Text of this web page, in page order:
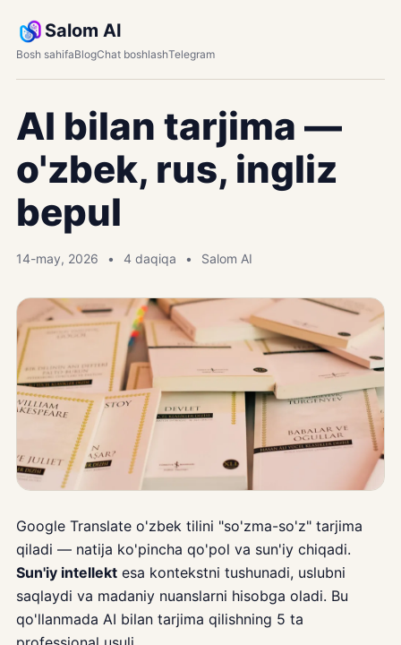
Salom AI
Bosh sahifaBlogChat boshlashTelegram
AI bilan tarjima —
o'zbek, rus, ingliz
bepul
14-may, 2026 4 daqiqa Salom AI
Google Translate o'zbek tilini "so'zma-so'z" tarjima
qiladi — natija ko'pincha qo'pol va sun'iy chiqadi.
Sun'iy intellekt esa kontekstni tushunadi, uslubni
saqlaydi va madaniy nuanslarni hisobga oladi. Bu
qo'llanmada AI bilan tarjima qilishning 5 ta